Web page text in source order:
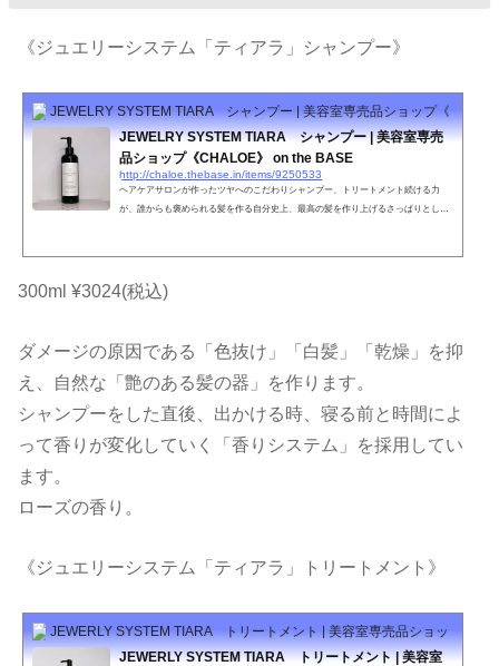
《ジュエリーシステム「ティアラ」シャンプー》
JEWELRY SYSTEM TIARA シャンプー | 美容室専売品ショップ《
JEWELRY SYSTEM TIARA シャンプー | 美容室専売
品ショップ《CHALOE》 on the BASE
http://chaloe.thebase.in/items/9250533
ヘアケアサロンが作ったツヤへのこだわりシャンプー、トリートメント続ける力
が、誰からも褒められる髪を作る自分史上、最高の髪を作り上げるさっぱりとした
高い。ケラチンとの結合力が強いため洗っても効果が持続する。ヘアカラーやパー
マなどのアルカリ物を除去する。紫外線を吸収してくれる。やれ...
300ml ¥3024(税込)
ダメージの原因である「色抜け」「白髪」「乾燥」を抑
え、自然な「艶のある髪の器」を作ります。
シャンプーをした直後、出かける時、寝る前と時間によ
って香りが変化していく「香りシステム」を採用してい
ます。
ローズの香り。
《ジュエリーシステム「ティアラ」トリートメント》
JEWERLY SYSTEM TIARA トリートメント | 美容室専売品ショップ《
JEWERLY SYSTEM TIARA トリートメント | 美容室